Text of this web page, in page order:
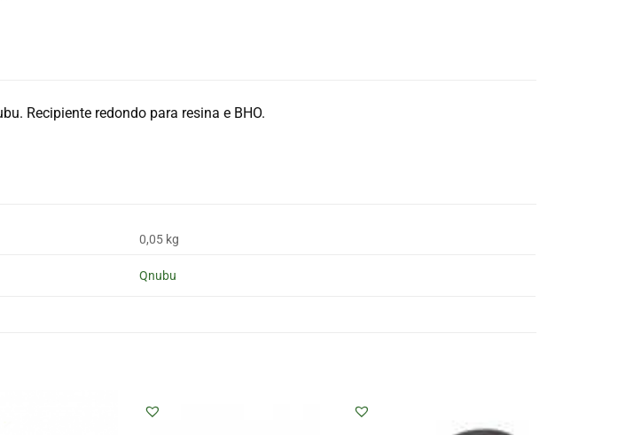
Recipiente redondo para resina e BHO.
0,05 kg
Qnubu